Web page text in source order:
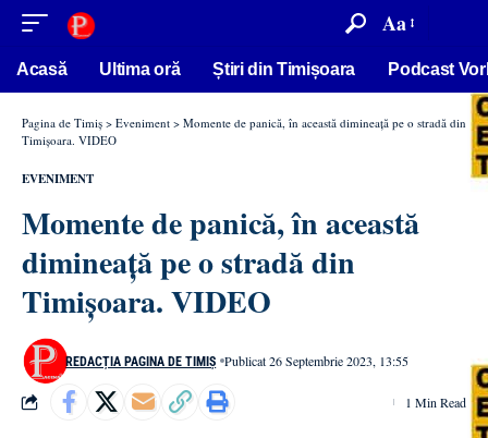
conținut Aa
Acasă Ultima oră Știri din Timișoara Podcast
Pagina de Timiș > Eveniment > Momente de panică, în această dimineață pe o stradă din
Timișoara. VIDEO
EVENIMENT
Momente de panică, în această
dimineață pe o stradă din
Timișoara. VIDEO
REDACȚIA PAGINA DE TIMIȘ Publicat 26 Septembrie 2023, 13:55
1 Min Read